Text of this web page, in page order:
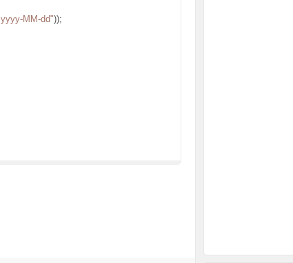
MM-dd"));